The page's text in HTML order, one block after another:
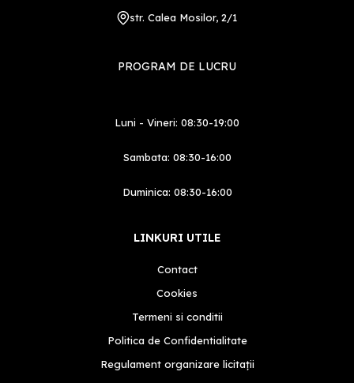
str. Calea Mosilor, 2/1
PROGRAM DE LUCRU
Luni - Vineri: 08:30-19:00
Sambata: 08:30-16:00
Duminica: 08:30-16:00
LINKURI UTILE
Contact
Cookies
Termeni si conditii
Politica de Confidentialitate
Regulament organizare licitații